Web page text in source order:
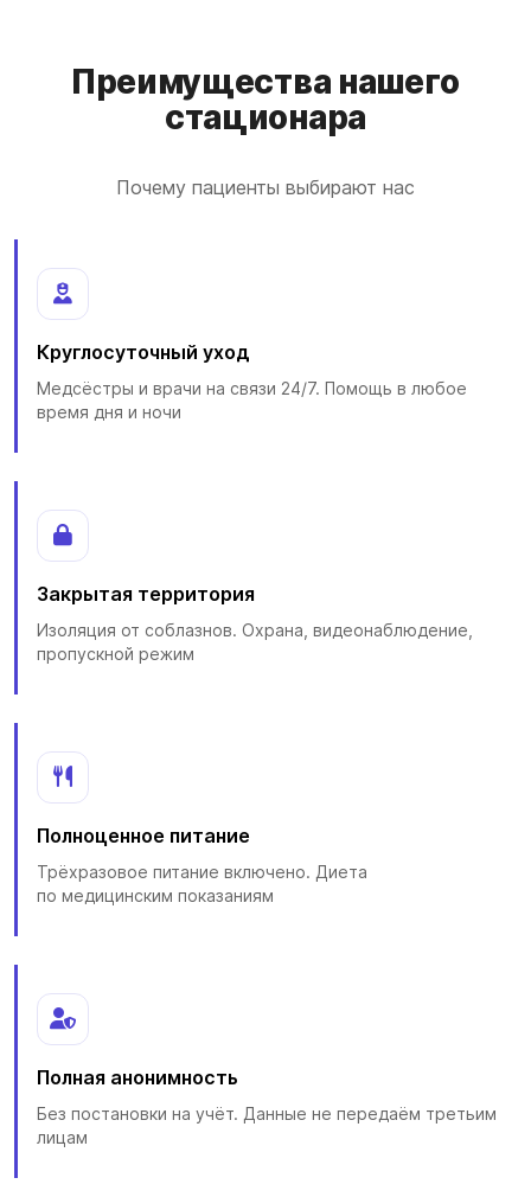
Преимущества нашего
стационара
Почему пациенты выбирают нас
Круглосуточный уход
Медсёстры и врачи на связи 24/7. Помощь в любое
время дня и ночи
Закрытая территория
Изоляция от соблазнов. Охрана, видеонаблюдение,
пропускной режим
Полноценное питание
Трёхразовое питание включено. Диета
по медицинским показаниям
Полная анонимность
Без постановки на учёт. Данные не передаём третьим
лицам